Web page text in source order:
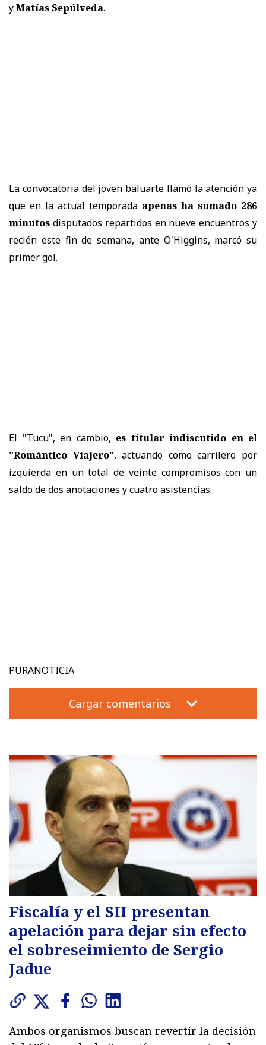
yMatías Sepúlveda.
La convocatoria del joven baluarte llamó la atención ya
que en la actual temporada apenas ha sumado 286
minutos disputados repartidos en nueve encuentros y
recién este fin de semana, ante O'Higgins, marcó su
primer gol.
El "Tucu", en cambio, es titular indiscutido en el
"Romántico Viajero", actuando como carrilero por
izquierda en un total de veinte compromisos con un
saldo de dos anotaciones y cuatro asistencias.
PURANOTICIA
Cargar comentarios
Fiscalía y el SII presentan
apelación para dejar sin efecto
el sobreseimiento de Sergio
Jadue
Ambos organismos buscan revertir la decisión